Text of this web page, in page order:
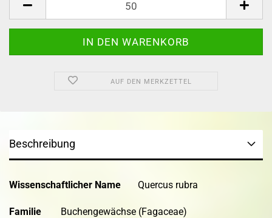
AUF DEN MERKZETTEL
Beschreibung
Wissenschaftlicher Name Quercus rubra
Familie Buchengewächse (Fagaceae)